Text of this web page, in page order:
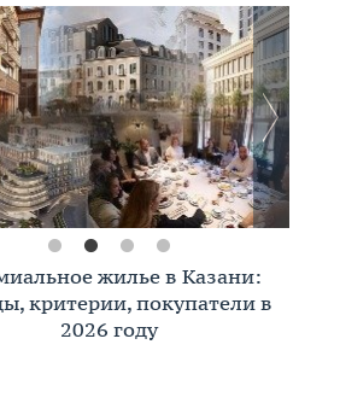
жилье в Казани:
критерии, покупатели в
2026 году